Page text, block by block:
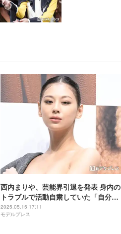
西内まりや、芸能界引退を発表 身内の
トラブルで活動自粛していた「自分ら
しい人生を見つけていきたい」
2025.05.15 17:11
モデルプレス